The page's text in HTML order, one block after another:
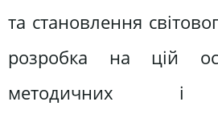
та становлення
розробка на цій
методичних і